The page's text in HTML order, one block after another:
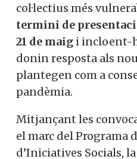
col·lectius més
termini de
21 de maig i incloent-
donin resposta als
plantegen com a
pandèmia.
Mitjançant les
el marc del Programa
d’Iniciatives Socials,